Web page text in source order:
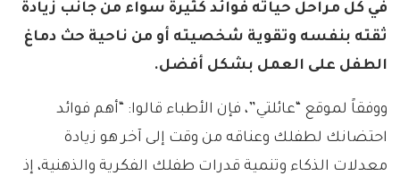
في كل مراحل حياته فوائد كثيرة سواء من جانب زيادة
ثقته بنفسه وتقوية شخصيته أو من ناحية حث دماغ
الطفل على العمل بشكل أفضل.
ووفقاً لموقع “عائلتي”، فإن الأطباء قالوا: “أهم فوائد
احتضانك لطفلك وعناقه من وقت إلى آخر هو زيادة
معدلات الذكاء وتنمية قدرات طفلك الفكرية والذهنية، إذ